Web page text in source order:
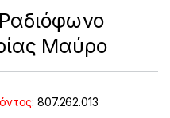
Μαύρο
:807.262.013